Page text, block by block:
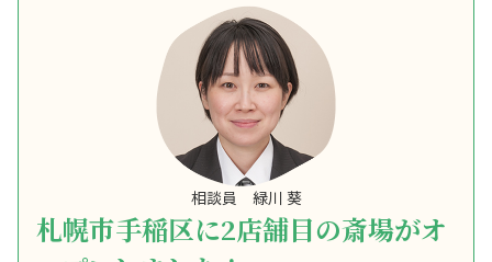
相談員 緑川 葵
札幌市手稲区に2店舗目の斎場がオ